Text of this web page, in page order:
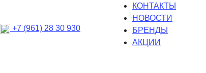
+7 (961) 28 30 930
КОНТАКТЫ
НОВОСТИ
БРЕНДЫ
АКЦИИ